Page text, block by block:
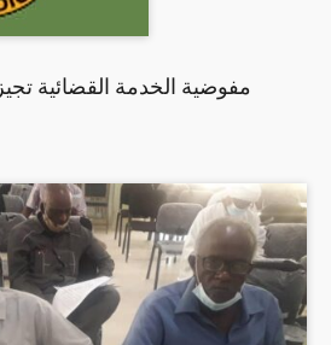
مفوضية الخدمة القضائية